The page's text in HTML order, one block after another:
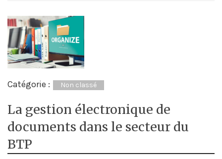
Catégorie : Non classé
La gestion électronique de
documents dans le secteur du
BTP